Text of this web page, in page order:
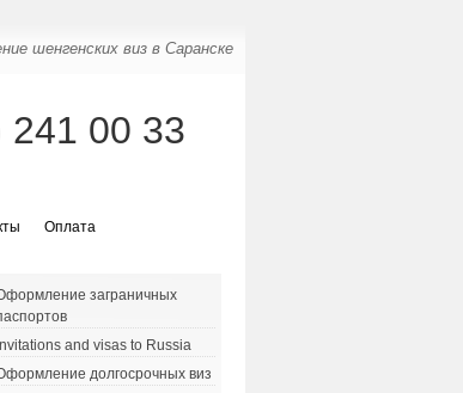
шенгенских виз в Саранске
241 00 33
Оплата
заграничных
Invitations and visas to Russia
долгосрочных виз